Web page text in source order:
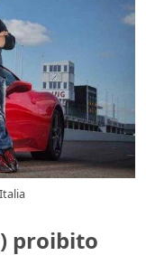
proibito